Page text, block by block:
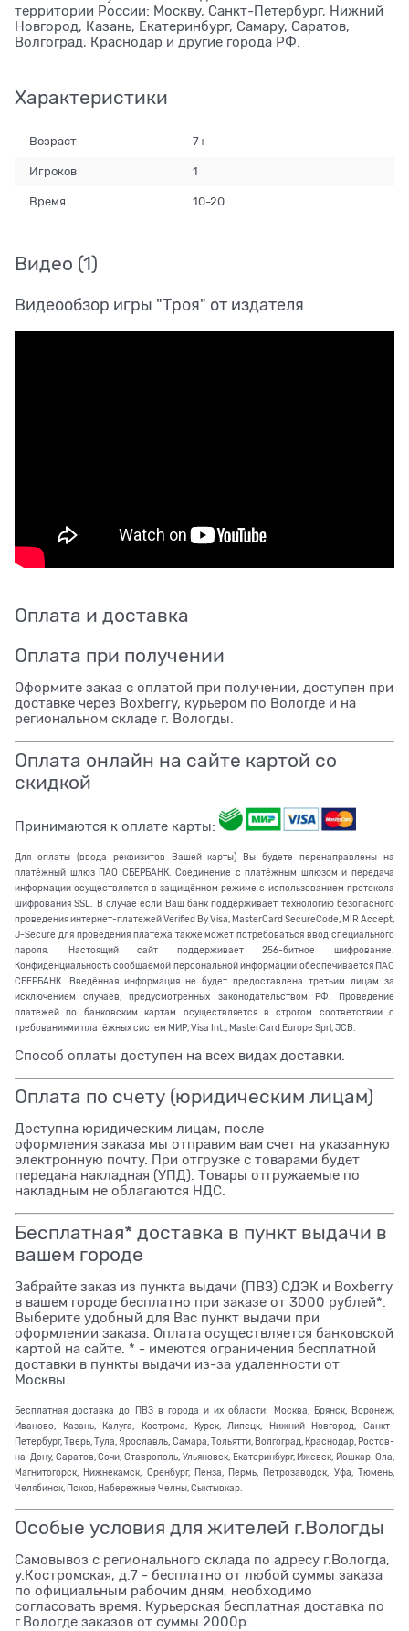
территории России: Москву, Санкт-Петербург, Нижний
Новгород, Казань, Екатеринбург, Самару, Саратов,
Волгоград, Краснодар и другие города РФ.
Характеристики
Возраст 7+
Игроков 1
Время 10-20
Видео (1)
Видеообзор игры "Троя" от издателя
Оплата и доставка
Оплата при получении
Оформите заказ с оплатой при получении, доступен при
доставке через Boxberry, курьером по Вологде и на
региональном складе г. Вологды.
Оплата онлайн на сайте картой со
скидкой
Принимаются к оплате карты:
Для оплаты (ввода реквизитов Вашей карты) Вы будете перенаправлены на
платёжный шлюз ПАО СБЕРБАНК. Соединение с платёжным шлюзом и передача
информации осуществляется в защищённом режиме с использованием протокола
шифрования SSL. В случае если Ваш банк поддерживает технологию безопасного
проведения интернет-платежей Verified By Visa, MasterCard SecureCode, MIR Accept,
J-Secure для проведения платежа также может потребоваться ввод специального
пароля. Настоящий сайт поддерживает 256-битное шифрование.
Конфиденциальность сообщаемой персональной информации обеспечивается ПАО
СБЕРБАНК. Введённая информация не будет предоставлена третьим лицам за
исключением случаев, предусмотренных законодательством РФ. Проведение
платежей по банковским картам осуществляется в строгом соответствии с
требованиями платёжных систем МИР, Visa Int., MasterCard Europe Sprl, JCB.
Способ оплаты доступен на всех видах доставки.
Оплата по счету (юридическим лицам)
Доступна юридическим лицам, после
оформления заказа мы отправим вам счет на указанную
электронную почту. При отгрузке с товарами будет
передана накладная (УПД). Товары отгружаемые по
накладным не облагаются НДС.
Бесплатная* доставка в пункт выдачи в
вашем городе
Забрайте заказ из пункта выдачи (ПВЗ) СДЭК и Boxberry
в вашем городе бесплатно при заказе от 3000 рублей*.
Выберите удобный для Вас пункт выдачи при
оформлении заказа. Оплата осуществляется банковской
картой на сайте. * - имеются ограничения бесплатной
доставки в пункты выдачи из-за удаленности от
Москвы.
Бесплатная доставка до ПВЗ в города и их области: Москва, Брянск, Воронеж,
Иваново, Казань, Калуга, Кострома, Курск, Липецк, Нижний Новгород, Санкт-
Петербург, Тверь, Тула, Ярославль, Самара, Тольятти, Волгоград, Краснодар, Ростов-
на-Дону, Саратов, Сочи, Ставрополь, Ульяновск, Екатеринбург, Ижевск, Йошкар-Ола,
Магнитогорск, Нижнекамск, Оренбург, Пенза, Пермь, Петрозаводск, Уфа, Тюмень,
Челябинск, Псков, Набережные Челны, Сыктывкар.
Особые условия для жителей г.Вологды
Самовывоз с регионального склада по адресу г.Вологда,
у.Костромская, д.7 - бесплатно от любой суммы заказа
по официальным рабочим дням, необходимо
согласовать время. Курьерская бесплатная доставка по
г.Вологде заказов от суммы 2000р.